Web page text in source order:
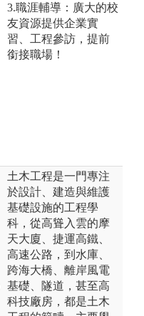
3.職涯輔導：廣大的校
友資源提供企業實
習、工程參訪，提前
銜接職場！
土木工程是一門專注
於設計、建造與維護
基礎設施的工程學
科，從高聳入雲的摩
天大廈、捷運高鐵、
高速公路，到水庫、
跨海大橋、離岸風電
基礎、隧道，甚至高
科技廠房，都是土木